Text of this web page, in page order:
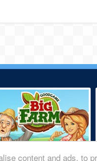
content and ads, to